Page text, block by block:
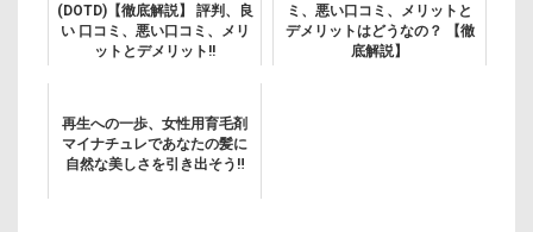
(DOTD)【徹底解説】 評判、良
い 口コミ、悪い口コミ、メリ
ットとデメリット!!
ミ、悪い口コミ、メリットと
デメリットはどうなの？ 【徹
底解説】
再生への一歩、女性用育毛剤
マイナチュレであなたの髪に
自然な美しさを引き出そう‼